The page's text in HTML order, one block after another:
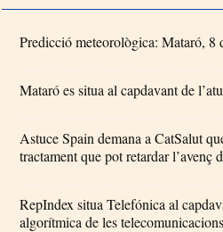
Predicció meteorològica: Mataró, 8
Mataró es situa al capdavant de
Astuce Spain demana a CatSalut
tractament que pot retardar l’avenç
RepIndex situa Telefónica al
algorítmica de les telecomunicacions